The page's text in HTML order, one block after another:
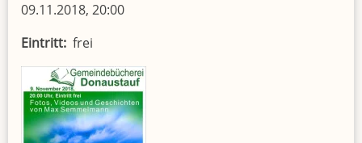
09.11.2018, 20:00
Eintritt frei